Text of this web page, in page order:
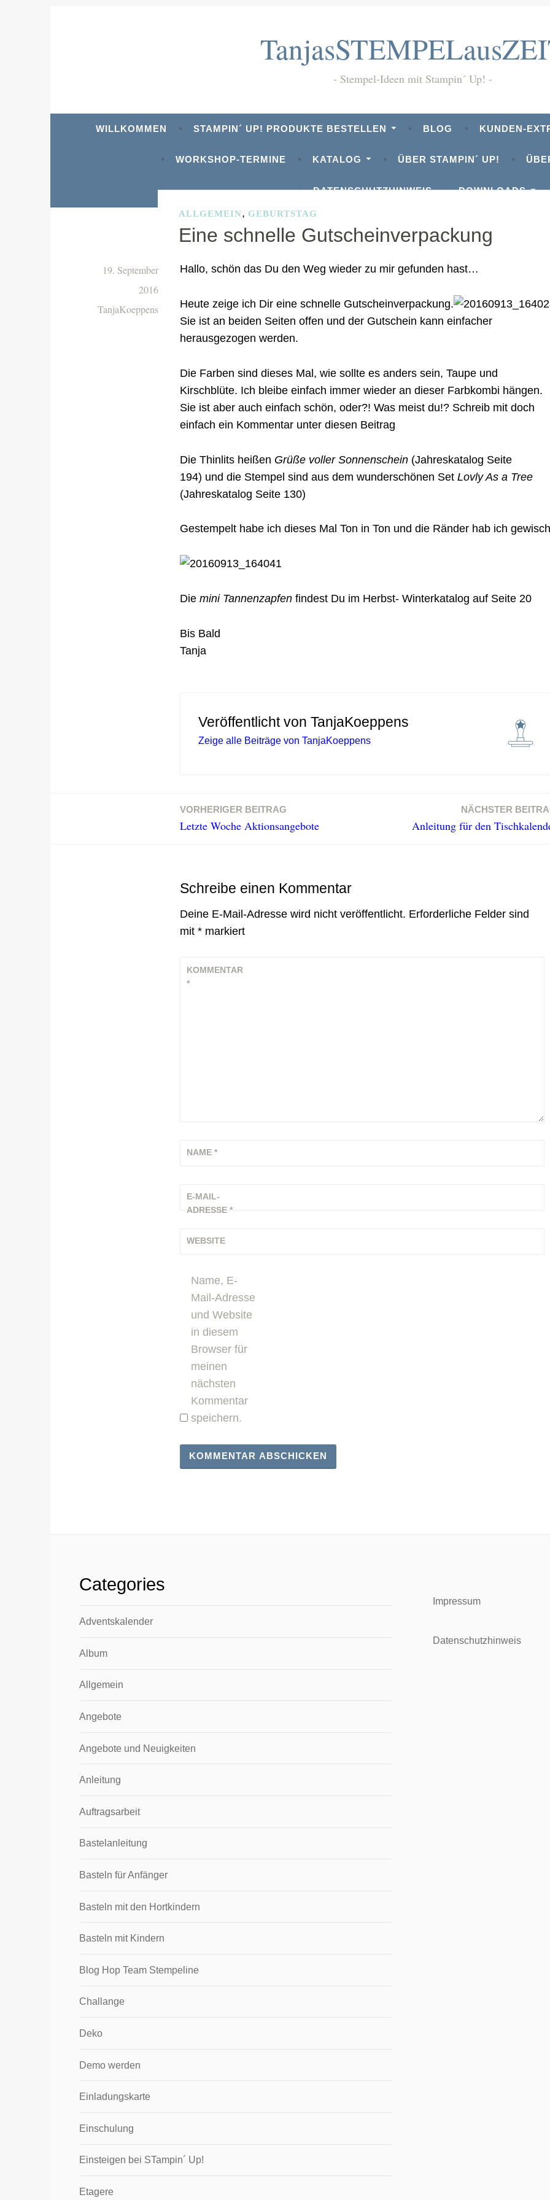
Stempel-Ideen mit Stampin´ Up!
WILLKOMMEN STAMPIN´ UP! PRODUKTE BESTELLEN BLOG KUNDEN-
WORKSHOP-TERMINE KATALOG ÜBER STAMPIN´ UP!
DATENSCHUTZHINWEIS DOWNLOADS
ALLGEMEIN, GEBURTSTAG
Eine schnelle Gutscheinverpackung
19. September
2016
TanjaKoeppens
Hallo, schön das Du den Weg wieder zu mir gefunden hast…
Heute zeige ich Dir eine schnelle Gutscheinverpackung.
Sie ist an beiden Seiten offen und der Gutschein kann einfacher
herausgezogen werden.
Die Farben sind dieses Mal, wie sollte es anders sein, Taupe und
Kirschblüte. Ich bleibe einfach immer wieder an dieser Farbkombi hängen.
Sie ist aber auch einfach schön, oder?! Was meist du!? Schreib mit doch
einfach ein Kommentar unter diesen Beitrag
Die Thinlits heißen Grüße voller Sonnenschein (Jahreskatalog Seite
194) und die Stempel sind aus dem wunderschönen Set Lovly As a Tree
(Jahreskatalog Seite 130)
Gestempelt habe ich dieses Mal Ton in Ton und die Ränder hab ich
Die mini Tannenzapfen findest Du im Herbst- Winterkatalog auf Seite 20
Bis Bald
Tanja
Veröffentlicht von TanjaKoeppens
Zeige alle Beiträge von TanjaKoeppens
BeitragsnavigationVORHERIGER BEITRAG
Letzte Woche Aktionsangebote
NÄCHSTER
Anleitung für den
Schreibe einen Kommentar
Deine E-Mail-Adresse wird nicht veröffentlicht. Erforderliche Felder sind
mit * markiert
KOMMENTAR
*
NAME*
E-MAIL-
ADRESSE*
WEBSITE
Name, E-
Mail-Adresse
und Website
in diesem
Browser für
meinen
nächsten
Kommentar
speichern.
Categories
Adventskalender
Album
Allgemein
Angebote
Angebote und Neuigkeiten
Anleitung
Auftragsarbeit
Bastelanleitung
Basteln für Anfänger
Basteln mit den Hortkindern
Basteln mit Kindern
Blog Hop Team Stempeline
Challange
Deko
Demo werden
Einladungskarte
Einschulung
Einsteigen bei STampin´ Up!
Etagere
Impressum
Datenschutzhinweis